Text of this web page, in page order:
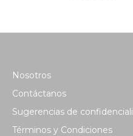
Nosotros
Contáctanos
Sugerencias de
Términos y Condiciones